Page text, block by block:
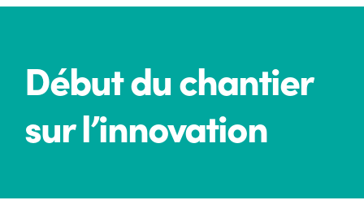
Début du chantier
sur l’innovation